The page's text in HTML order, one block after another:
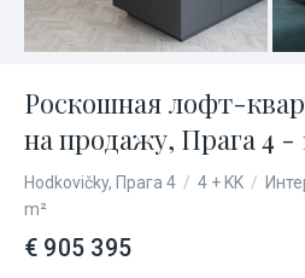
Роскошная лофт-
на продажу, Прага 4 -
Hodkovičky, Прага 4 / 4 + KK /
m²
€ 905 395